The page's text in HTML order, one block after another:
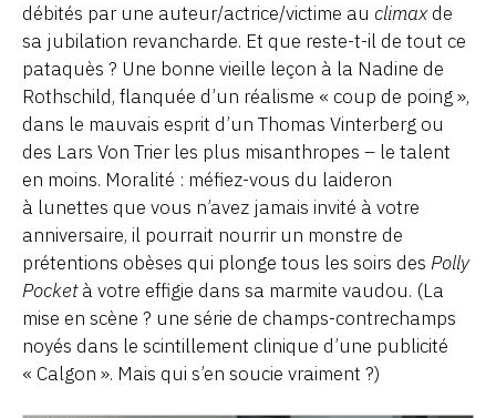
débités par une auteur/actrice/victime au climaxde
sa jubilation revancharde. Et que reste-t-il de tout ce
pataquès ? Une bonne vieille leçon à la Nadine de
Rothschild, flanquée d’un réalisme « coup de poing »,
dans le mauvais esprit d’un Thomas Vinterberg ou
des Lars Von Trier les plus misanthropes – le talent
en moins. Moralité : méfiez-vous du laideron
à lunettes que vous n’avez jamais invité à votre
anniversaire, il pourrait nourrir un monstre de
prétentions obèses qui plonge tous les soirs des Polly
Pocketà votre effigie dans sa marmite vaudou. (La
mise en scène ? une série de champs-contrechamps
noyés dans le scintillement clinique d’une publicité
« Calgon ». Mais qui s’en soucie vraiment ?)